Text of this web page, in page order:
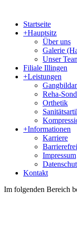
Startseite
+Hauptsitz
Über uns
Galerie
Unser
Filiale Illingen
+Leistungen
Reha-
Orthetik
+Informationen
Karriere
Impressum
Kontakt
Im folgenden Bereich